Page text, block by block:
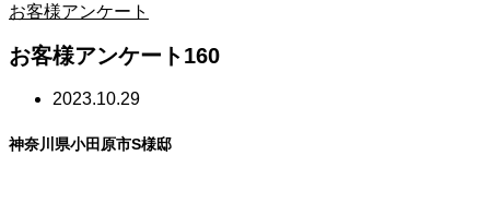
お客様アンケート
お客様アンケート160
2023.10.29
神奈川県小田原市S様邸